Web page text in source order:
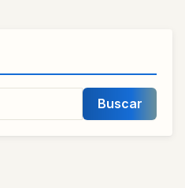
Buscar